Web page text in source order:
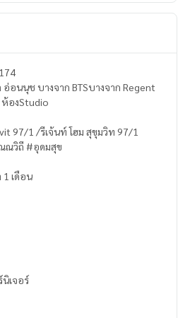
อนนุช บางจาก BTSบางจาก Regent
องStudio
97/1 /รีเจ้นท์ โฮม สุขุมวิท 97/1
ณวิถี #อุดมสุข
1 เดือน
เจอร์